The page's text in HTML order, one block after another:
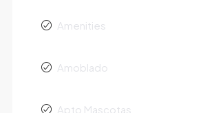
Amenities
Amoblado
Apto Mascotas